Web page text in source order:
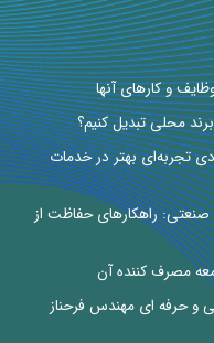
و کارهای آنها
محلی تبدیل کنیم؟
تجربه‌ای بهتر در خدمات
صنعتی: راهکارهای حفاظت از
مصرف کننده آن
و حرفه ای مهندس فرحناز